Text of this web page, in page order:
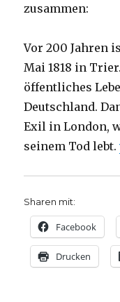
zusammen:
Vor 200 Jahren
Mai 1818 in
öffentliches
Deutschland.
Exil in London,
seinem Tod lebt.
Sharen mit:
Facebook
Drucken